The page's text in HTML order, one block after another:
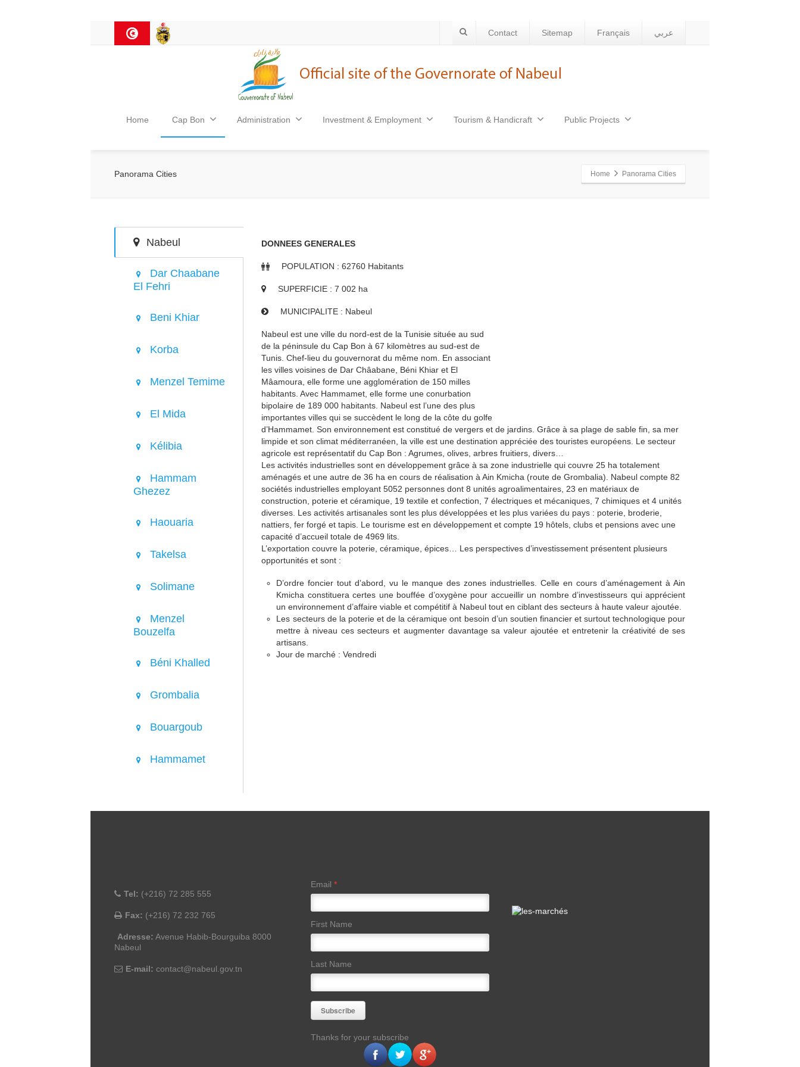
Contact Sitemap Français عربي
Home Cap Bon Administration Investment & Employment Tourism & Handicraft Public Projects
Panorama Cities Home Panorama Cities
Nabeul
Dar Chaabane
El Fehri
Beni Khiar
Korba
Menzel Temime
El Mida
Kélibia
Hammam
Ghezez
Haouaria
Takelsa
Solimane
Menzel
Bouzelfa
Béni Khalled
Grombalia
Bouargoub
Hammamet
DONNEES GENERALES
POPULATION : 62760 Habitants
SUPERFICIE : 7 002 ha
MUNICIPALITE : Nabeul
Nabeul est une ville du nord-est de la Tunisie située au sud
de la péninsule du Cap Bon à 67 kilomètres au sud-est de
Tunis. Chef-lieu du gouvernorat du même nom. En associant
les villes voisines de Dar Châabane, Béni Khiar et El
Mâamoura, elle forme une agglomération de 150 milles
habitants. Avec Hammamet, elle forme une conurbation
bipolaire de 189 000 habitants. Nabeul est l’une des plus
importantes villes qui se succèdent le long de la côte du golfe
d’Hammamet. Son environnement est constitué de vergers et de jardins. Grâce à sa plage de sable fin, sa mer
limpide et son climat méditerranéen, la ville est une destination appréciée des touristes européens. Le secteur
agricole est représentatif du Cap Bon : Agrumes, olives, arbres fruitiers, divers…
Les activités industrielles sont en développement grâce à sa zone industrielle qui couvre 25 ha totalement
aménagés et une autre de 36 ha en cours de réalisation à Ain Kmicha (route de Grombalia). Nabeul compte 82
sociétés industrielles employant 5052 personnes dont 8 unités agroalimentaires, 23 en matériaux de
construction, poterie et céramique, 19 textile et confection, 7 électriques et mécaniques, 7 chimiques et 4 unités
diverses. Les activités artisanales sont les plus développées et les plus variées du pays : poterie, broderie,
nattiers, fer forgé et tapis. Le tourisme est en développement et compte 19 hôtels, clubs et pensions avec une
capacité d’accueil totale de 4969 lits.
L’exportation couvre la poterie, céramique, épices… Les perspectives d’investissement présentent plusieurs
opportunités et sont :
D’ordre foncier tout d’abord, vu le manque des zones industrielles. Celle en cours d’aménagement à Ain
Kmicha constituera certes une bouffée d’oxygène pour accueillir un nombre d’investisseurs qui apprécient
un environnement d’affaire viable et compétitif à Nabeul tout en ciblant des secteurs à haute valeur ajoutée.
Les secteurs de la poterie et de la céramique ont besoin d’un soutien financier et surtout technologique pour
mettre à niveau ces secteurs et augmenter davantage sa valeur ajoutée et entretenir la créativité de ses
artisans.
Jour de marché : Vendredi
Tel: (+216) 72 285 555
Fax: (+216) 72 232 765
Adresse: Avenue Habib-Bourguiba 8000
Nabeul
E-mail: contact@nabeul.gov.tn
Email *
First Name
Last Name
Thanks for your subscribe